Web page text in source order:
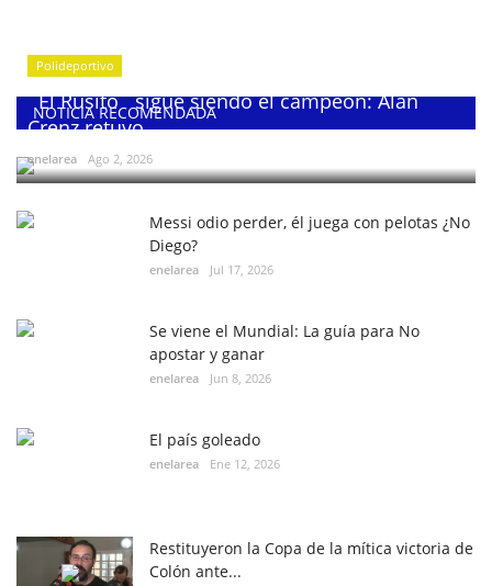
NOTICIA RECOMENDADA
Polideportivo
¨El Rusito¨ sigue siendo el campeón: Alan
Crenz retuvo...
enelarea Ago 2, 2026
Messi odio perder, él juega con pelotas ¿No
Diego?
enelarea Jul 17, 2026
Se viene el Mundial: La guía para No
apostar y ganar
enelarea Jun 8, 2026
El país goleado
enelarea Ene 12, 2026
Restituyeron la Copa de la mítica victoria de
Colón ante...